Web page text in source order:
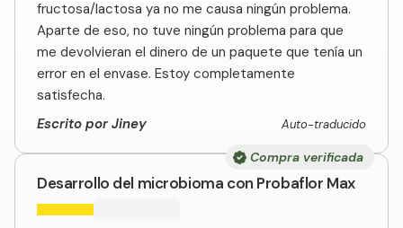
fructosa/lactosa ya no me causa ningún problema.
Aparte de eso, no tuve ningún problema para que
me devolvieran el dinero de un paquete que tenía un
error en el envase. Estoy completamente
satisfecha.
Escrito por Jiney
Auto-traducido
Compra verificada
Desarrollo del microbioma con Probaflor Max